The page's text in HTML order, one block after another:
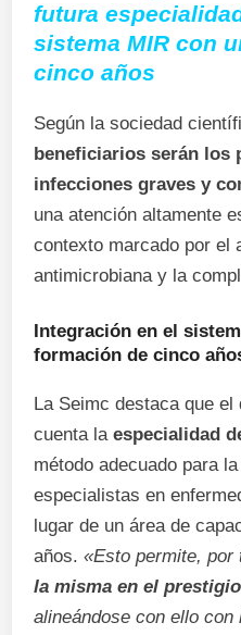
futura
sistema MIR con
cinco años
Según la sociedad
beneficiarios serán los
infecciones graves y
una atención altamente
contexto marcado por el
antimicrobiana y la
Integración en el
formación de cinco
La Seimc destaca que
cuenta laespecialidad
método adecuado para
especialistas en
lugar de un área de
años.«Esto permite, por
la misma en el
alineándose con ello